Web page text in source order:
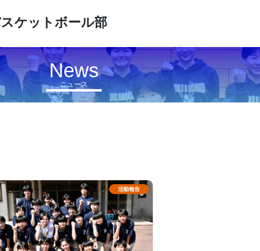
ケットボール部
ニュース
News